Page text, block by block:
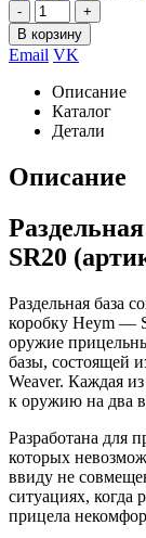
-
+
В корзину
Email VK
Описание
Каталог
Детали
Описание
SR20
Раздельная база
коробку Heym —
оружие
базы, состоящей
Weaver. Каждая
к оружию на два
Разработана для
которых
ввиду не
ситуациях, когда
прицела